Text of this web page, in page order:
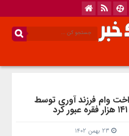
؛ پرداخت وام فرزند آوری توسط